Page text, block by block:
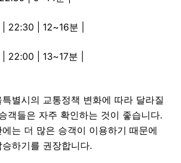
22:30 | 12~16분 |
22:00 | 13~17분 |
별시의 교통정책 변화에 따라 달라질
객들은 자주 확인하는 것이 좋습니다.
는 더 많은 승객이 이용하기 때문에
하기를 권장합니다.